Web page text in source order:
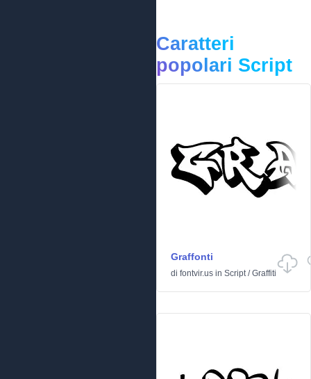
Caratteri
popolari Script
Graffonti
di fontvir.us in Script/Graffiti